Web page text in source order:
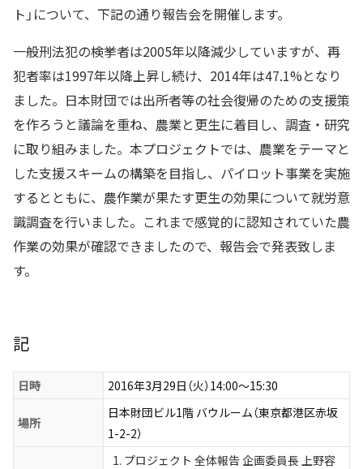
ト」について、下記の通り報告会を開催します。
一般刑法犯の検挙者は2005年以降減少していますが、再
犯者率は1997年以降上昇し続け、2014年は47.1%となり
ました。日本財団では出所者等の社会復帰のための支援策
を作ろうと議論を重ね、農業と更生に着目し、調査・研究
に取り組みました。本プロジェクトでは、農業をテーマと
した支援スキームの構築を目指し、パイロット事業を実施
するとともに、農作業が果たす更生の効果について就労意
識調査を行いました。これまで感覚的に認知されていた農
作業の効果が確認できましたので、報告会で発表致しま
す。
記
日時 2016年3月29日（火）14:00〜15:30
場所
日本財団ビル1階 バウルーム（東京都港区赤坂
1-2-2）
プロジェクト 全体報告 企画委員長 上野容